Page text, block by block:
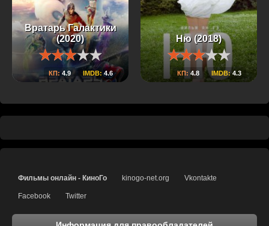
Вратарь Галактики
(2020)
КП:4.9 IMDB:4.6
Ню (2018)
КП: 4.8 IMDB:4.3
Фильмы онлайн - КиноГо kinogo-net.org Vkontakte
Facebook Twitter